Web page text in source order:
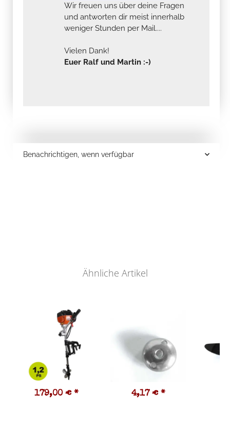
Wir freuen uns über deine Fragen
und antworten dir meist innerhalb
weniger Stunden per Mail....
Vielen Dank!
Euer Ralf und Martin :-)
Benachrichtigen, wenn verfügbar
Ähnliche Artikel
179,00 € * 4,17 € *